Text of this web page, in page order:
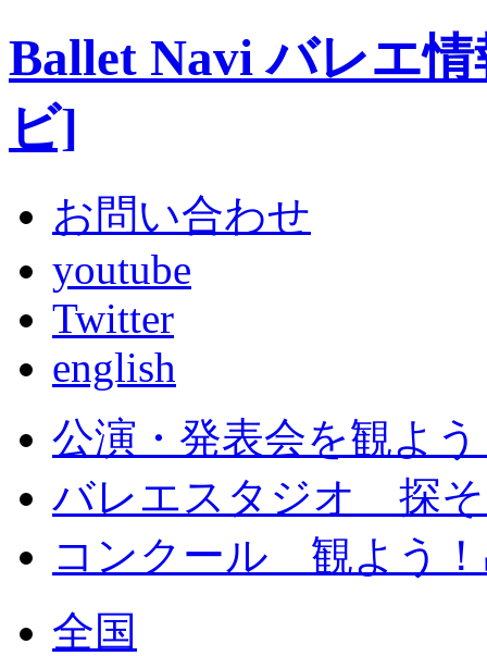
Ballet Navi バレエ
ビ]
お問い合わせ
youtube
Twitter
english
公演・発表会を観よ
バレエスタジオ 探
コンクール 観よう
全国